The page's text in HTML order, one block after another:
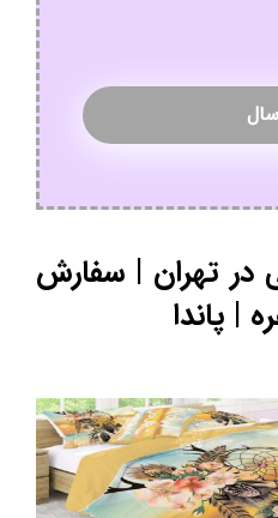
در تهران | سفارش
| پاندا